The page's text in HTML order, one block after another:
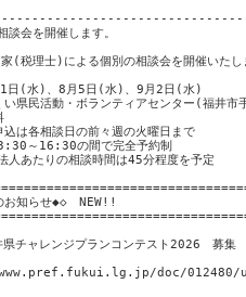
会を開催します。
(税理士)による個別の相談会を開催いたし
(水)、8月5日(水)、9月2日(水)
民活動・ボランティアセンター(福井
は各相談日の前々週の火曜日まで
の間で完全予約制
りの相談時間は45分程度を予定
のお知らせ◆◇ NEW!!
チャレンジプランコンテスト2026 募集
doc/012480/